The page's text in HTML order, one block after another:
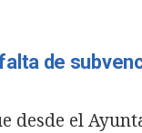
de
desde el